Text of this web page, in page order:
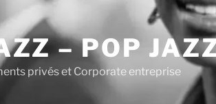
– POP
privés et Corporate entreprise